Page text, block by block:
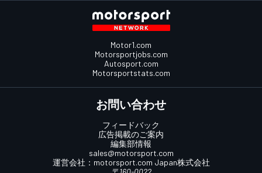
Motor1.com
Motorsportjobs.com
Autosport.com
Motorsportstats.com
お問い合わせ
フィードバック
広告掲載のご案内
編集部情報
sales@motorsport.com
運営会社： motorsport.com Japan株式会社